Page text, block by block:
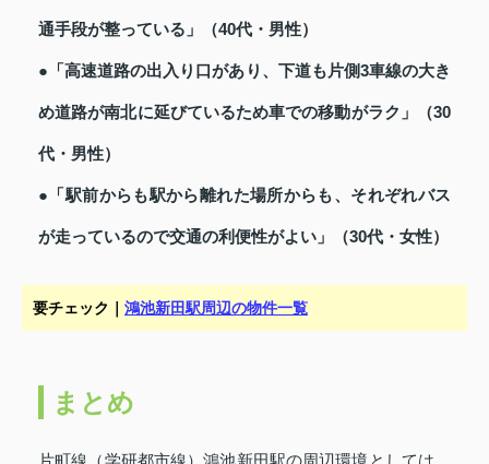
通手段が整っている」（40代・男性）
●「高速道路の出入り口があり、下道も片側3車線の大き
め道路が南北に延びているため車での移動がラク」（30
代・男性）
●「駅前からも駅から離れた場所からも、それぞれバス
が走っているので交通の利便性がよい」（30代・女性）
要チェック｜ 鴻池新田駅周辺の物件一覧
まとめ